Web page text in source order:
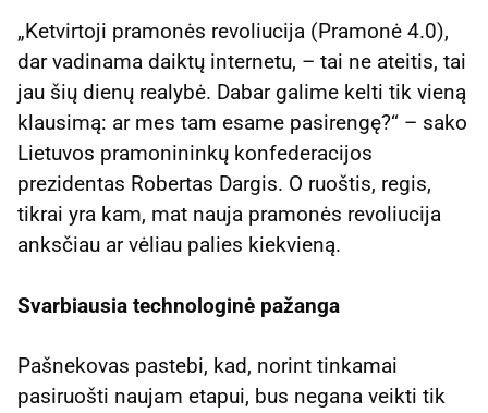
„Ketvirtoji pramonės revoliucija (Pramonė 4.0),
dar vadinama daiktų internetu, – tai ne ateitis, tai
jau šių dienų realybė. Dabar galime kelti tik vieną
klausimą: ar mes tam esame pasirengę?“ – sako
Lietuvos pramonininkų konfederacijos
prezidentas Robertas Dargis. O ruoštis, regis,
tikrai yra kam, mat nauja pramonės revoliucija
anksčiau ar vėliau palies kiekvieną.
Svarbiausia technologinė pažanga
Pašnekovas pastebi, kad, norint tinkamai
pasiruošti naujam etapui, bus negana veikti tik